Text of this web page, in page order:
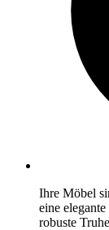
Ihre Möbel
eine
robuste